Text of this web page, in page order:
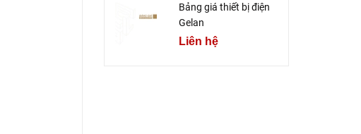
Bảng giá thiết bị điện
Gelan
Liên hệ